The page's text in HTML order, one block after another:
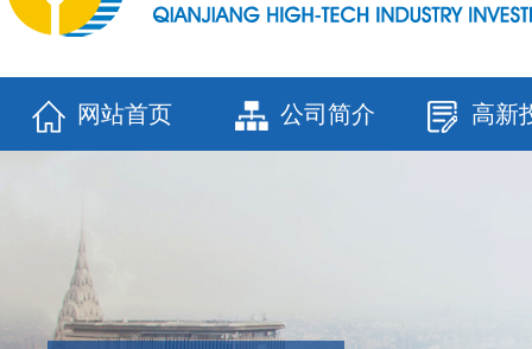
网站首页 公司简介 高新